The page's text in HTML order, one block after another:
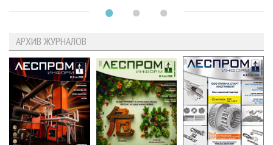
АРХИВ ЖУРНАЛОВ